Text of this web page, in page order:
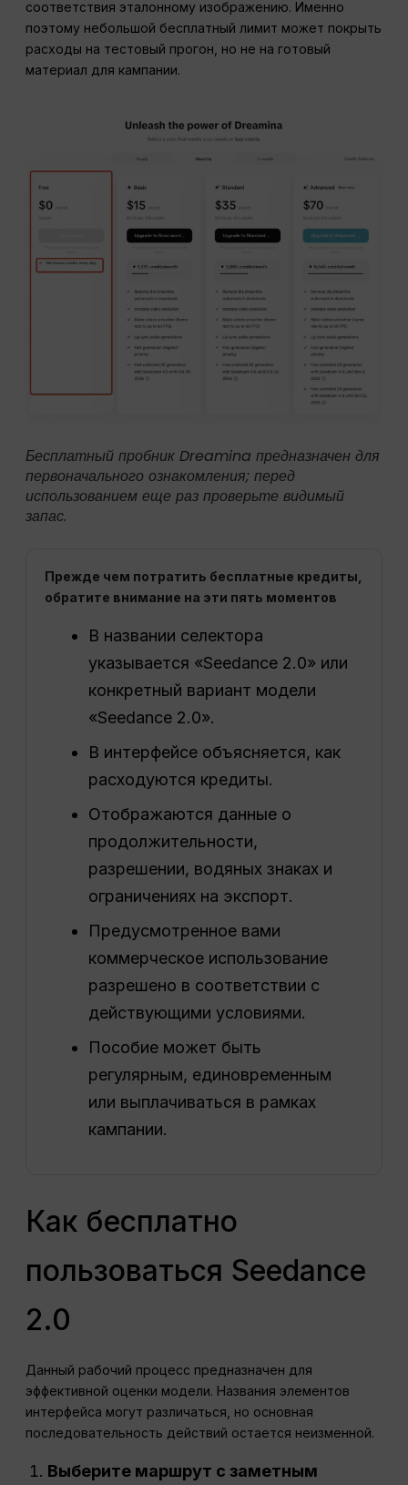
соответствия эталонному изображению. Именно
поэтому небольшой бесплатный лимит может покрыть
расходы на тестовый прогон, но не на готовый
материал для кампании.
Бесплатный пробник Dreamina предназначен для
первоначального ознакомления; перед
использованием еще раз проверьте видимый
запас.
Прежде чем потратить бесплатные кредиты,
обратите внимание на эти пять моментов
В названии селектора
указывается «Seedance 2.0» или
конкретный вариант модели
«Seedance 2.0».
В интерфейсе объясняется, как
расходуются кредиты.
Отображаются данные о
продолжительности,
разрешении, водяных знаках и
ограничениях на экспорт.
Предусмотренное вами
коммерческое использование
разрешено в соответствии с
действующими условиями.
Пособие может быть
регулярным, единовременным
или выплачиваться в рамках
кампании.
Как бесплатно
пользоваться Seedance
2.0
Данный рабочий процесс предназначен для
эффективной оценки модели. Названия элементов
интерфейса могут различаться, но основная
последовательность действий остается неизменной.
Выберите маршрут с заметным